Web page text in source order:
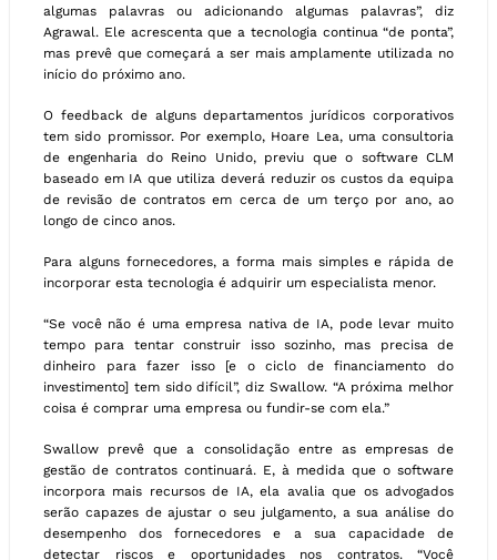
algumas palavras ou adicionando algumas palavras”, diz
Agrawal. Ele acrescenta que a tecnologia continua “de ponta”,
mas prevê que começará a ser mais amplamente utilizada no
início do próximo ano.
O feedback de alguns departamentos jurídicos corporativos
tem sido promissor. Por exemplo, Hoare Lea, uma consultoria
de engenharia do Reino Unido, previu que o software CLM
baseado em IA que utiliza deverá reduzir os custos da equipa
de revisão de contratos em cerca de um terço por ano, ao
longo de cinco anos.
Para alguns fornecedores, a forma mais simples e rápida de
incorporar esta tecnologia é adquirir um especialista menor.
“Se você não é uma empresa nativa de IA, pode levar muito
tempo para tentar construir isso sozinho, mas precisa de
dinheiro para fazer isso [e o ciclo de financiamento do
investimento] tem sido difícil”, diz Swallow. “A próxima melhor
coisa é comprar uma empresa ou fundir-se com ela.”
Swallow prevê que a consolidação entre as empresas de
gestão de contratos continuará. E, à medida que o software
incorpora mais recursos de IA, ela avalia que os advogados
serão capazes de ajustar o seu julgamento, a sua análise do
desempenho dos fornecedores e a sua capacidade de
detectar riscos e oportunidades nos contratos. “Você